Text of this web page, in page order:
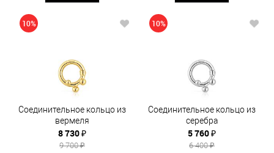
10%
Соединительное кольцо из
вермеля
8 730 ₽
9 700 ₽
10%
Соединительное кольцо из
серебра
5 760 ₽
6 400 ₽